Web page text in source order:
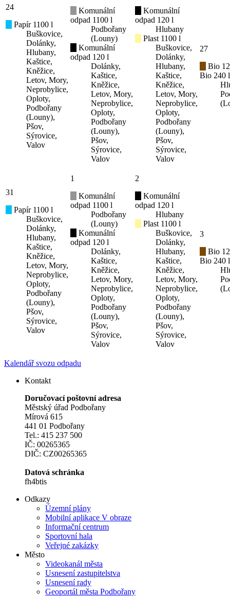
24
Papír 1100 l
Buškovice,
Dolánky,
Hlubany,
Kaštice,
Kněžice,
Letov, Mory,
Neprobylice,
Oploty,
Podbořany
(Louny),
Pšov,
Sýrovice,
Valov
Komunální
odpad 1100 l
Podbořany
(Louny)
Komunální
odpad 120 l
Dolánky,
Kaštice,
Kněžice,
Letov, Mory,
Neprobylice,
Oploty,
Podbořany
(Louny),
Pšov,
Sýrovice,
Valov
Komunální
odpad 120 l
Hlubany
Plast 1100 l
Buškovice,
Dolánky,
Hlubany,
Kaštice,
Kněžice,
Letov, Mory,
Neprobylice,
Oploty,
Podbořany
(Louny),
Pšov,
Sýrovice,
Valov
27
Bio
Bio 240 l
31
Papír 1100 l
Buškovice,
Dolánky,
Hlubany,
Kaštice,
Kněžice,
Letov, Mory,
Neprobylice,
Oploty,
Podbořany
(Louny),
Pšov,
Sýrovice,
Valov
1
Komunální
odpad 1100 l
Podbořany
(Louny)
Komunální
odpad 120 l
Dolánky,
Kaštice,
Kněžice,
Letov, Mory,
Neprobylice,
Oploty,
Podbořany
(Louny),
Pšov,
Sýrovice,
Valov
2
Komunální
odpad 120 l
Hlubany
Plast 1100 l
Buškovice,
Dolánky,
Hlubany,
Kaštice,
Kněžice,
Letov, Mory,
Neprobylice,
Oploty,
Podbořany
(Louny),
Pšov,
Sýrovice,
Valov
3
Bio
Bio 240 l
Kalendář svozu odpadu
Kontakt
Doručovací poštovní adresa
Městský úřad Podbořany
Mírová 615
441 01 Podbořany
Tel.: 415 237 500
IČ: 00265365
DIČ: CZ00265365
Datová schránka
fh4btis
Odkazy
Územní plány
Mobilní aplikace V obraze
Informační centrum
Sportovní hala
Veřejné zakázky
Město
Videokanál města
Usnesení zastupitelstva
Usnesení rady
Geoportál města Podbořany